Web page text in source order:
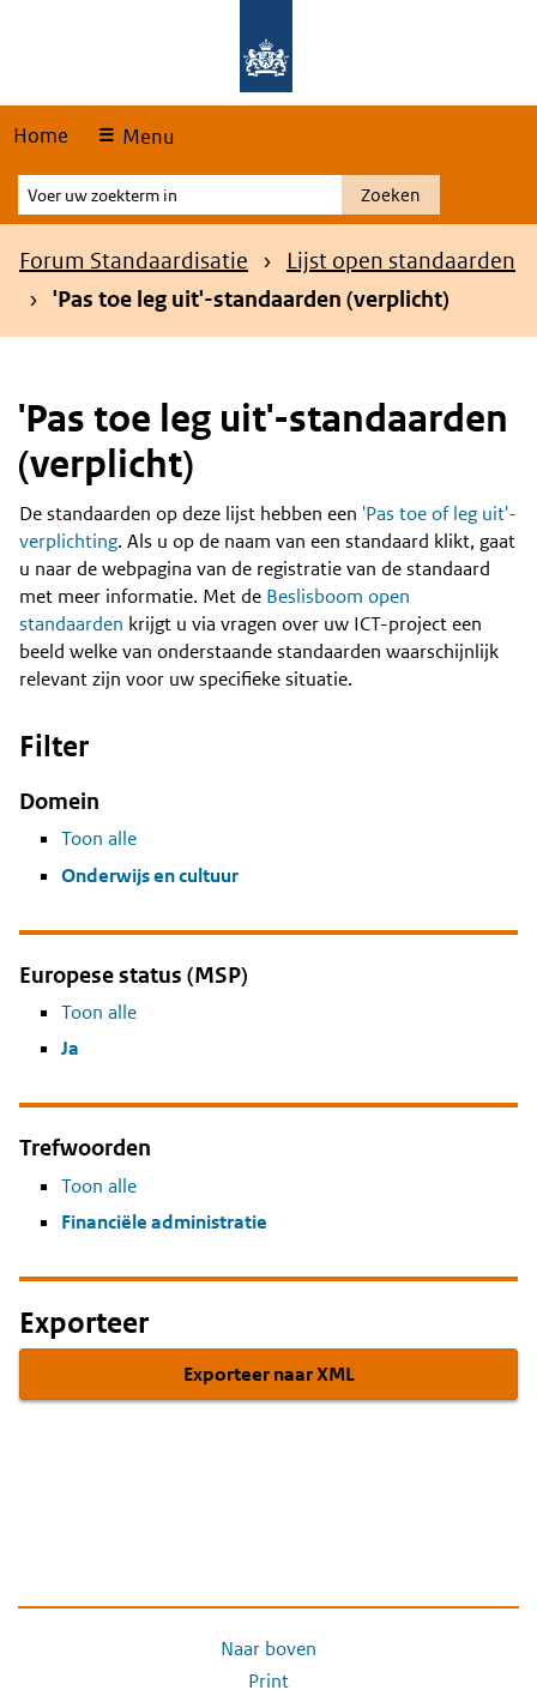
Home Menu
Voer
uw
zoekterm
Zoeken
Kruimelpad
Forum Standaardisatie
Lijst open standaarden
'Pas toe leg uit'-standaarden (verplicht)
'Pas toe leg uit'-standaarden
(verplicht)
Content
De standaarden op deze lijst hebben een 'Pas toe of leg uit'-
verplichting. Als u op de naam van een standaard klikt, gaat
u naar de webpagina van de registratie van de standaard
met meer informatie. Met de Beslisboom open
standaarden krijgt u via vragen over uw ICT-project een
beeld welke van onderstaande standaarden waarschijnlijk
relevant zijn voor uw specifieke situatie.
Filter
Domein
Toon alle
Onderwijs en cultuur
Europese status (MSP)
Toon alle
Ja
Trefwoorden
Toon alle
Financiële administratie
Exporteer
Exporteer naar XML
Naar boven
Print